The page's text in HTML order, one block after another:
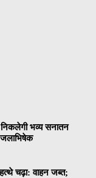
भव्य सनातन
जलाभिषेक
चढ़ा: वाहन जब्त;